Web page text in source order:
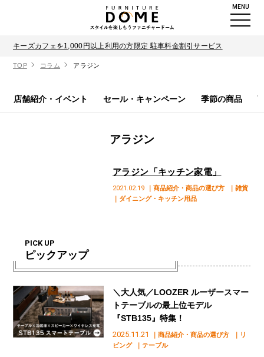
MENU
キーズカフェを1,000円以上利用の方限定 駐車料金割引サービス
TOP コラム アラジン
店舗紹介・イベント セール・キャンペーン 季節の商品
アラジン
2021.02.19 ｜商品紹介・商品の選び方
｜雑貨
｜ダイニング・キッチン用品
アラジン「キッチン家電」
PICK UP
ピックアップ
2025.11.21 ｜商品紹介・商品の選び方
｜リ
ビング
｜テーブル
＼大人気／LOOZER ルーザースマー
トテーブルの最上位モデル
『STB135』特集！